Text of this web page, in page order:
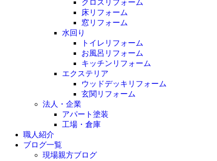
クロスリフォーム
床リフォーム
窓リフォーム
水回り
トイレリフォーム
お風呂リフォーム
キッチンリフォーム
エクステリア
ウッドデッキリフォーム
玄関リフォーム
法人・企業
アパート塗装
工場・倉庫
職人紹介
ブログ一覧
現場親方ブログ